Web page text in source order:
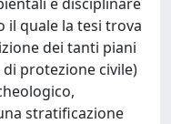
il quale la tesi trova
dei tanti piani
protezione civile)
stratificazione